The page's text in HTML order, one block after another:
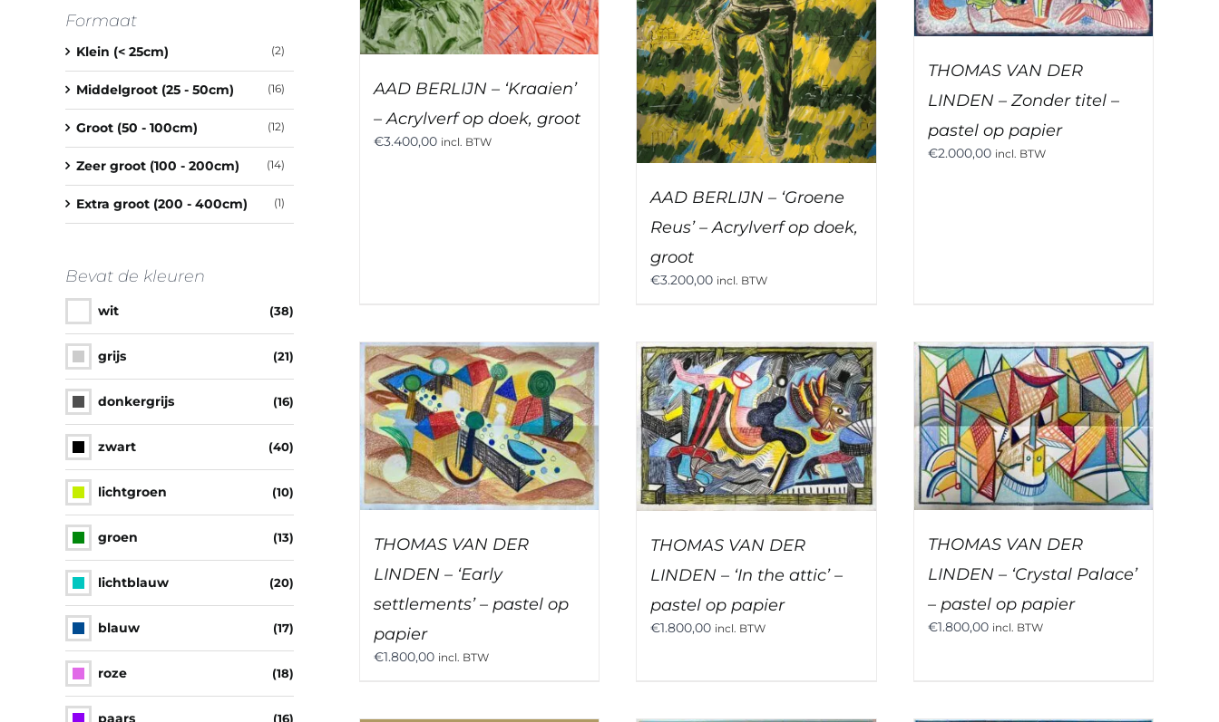
AAD BERLIJN – ‘Kraaien’
– Acrylverf op doek, groot
€3.400,00 incl. BTW
AAD BERLIJN – ‘Groene
Reus’ – Acrylverf op doek,
groot
€3.200,00 incl. BTW
THOMAS VAN DER
LINDEN – Zonder titel –
pastel op papier
€2.000,00 incl. BTW
THOMAS VAN DER
LINDEN – ‘Early
settlements’ – pastel op
papier
€1.800,00 incl. BTW
THOMAS VAN DER
LINDEN – ‘In the attic’ –
pastel op papier
€1.800,00 incl. BTW
THOMAS VAN DER
LINDEN – ‘Crystal Palace’
– pastel op papier
€1.800,00 incl. BTW
Formaat
Klein (< 25cm) (2)
Middelgroot (25 - 50cm) (16)
Groot (50 - 100cm) (12)
Zeer groot (100 - 200cm) (14)
Extra groot (200 - 400cm) (1)
Bevat de kleuren
wit (38)
grijs (21)
donkergrijs (16)
zwart (40)
lichtgroen (10)
groen (13)
lichtblauw (20)
blauw (17)
roze (18)
paars (16)